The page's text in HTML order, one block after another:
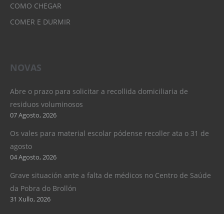
COMO CHEGAR
COMER E DURMIR
NOVAS
Abre o prazo para solicitar a recollida domiciliaria de
residuos voluminosos
07 Agosto, 2026
Os vales para material escolar pódense recoller ata o 31 de
agosto
04 Agosto, 2026
Grave situación ante a falta de médicos no Centro de Saúde
da Pobra do Brollón
31 Xullo, 2026